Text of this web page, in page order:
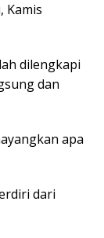
Kamis
dilengkapi
dan
apa
dari